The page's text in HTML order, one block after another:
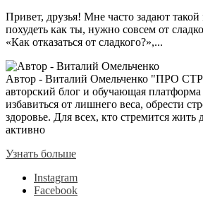
Привет, друзья! Мне часто задают
похудеть как ты, нужно совсем от
«Как отказаться от сладкого?»,...
Автор - Виталий Омельченко "ПРО
авторский блог и обучающая платформа
избавиться от лишнего веса, обрести
здоровье. Для всех, кто стремится жить
активно
Узнать больше
Instagram
Facebook